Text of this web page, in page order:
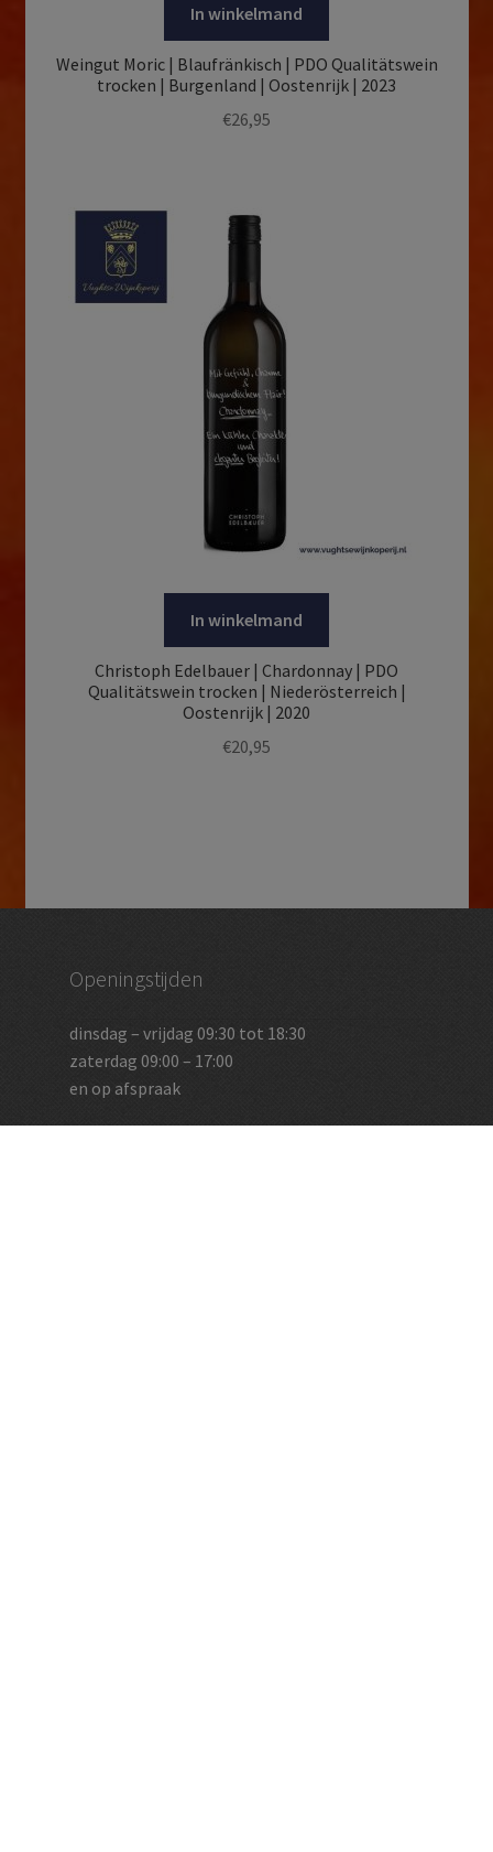
In winkelmand
Weingut Moric | Blaufränkisch | PDO Qualitätswein
trocken | Burgenland | Oostenrijk | 2023
€26,95
In winkelmand
Christoph Edelbauer | Chardonnay | PDO
Qualitätswein trocken | Niederösterreich |
Oostenrijk | 2020
€20,95
Openingstijden
dinsdag – vrijdag 09:30 tot 18:30
zaterdag 09:00 – 17:00
en op afspraak